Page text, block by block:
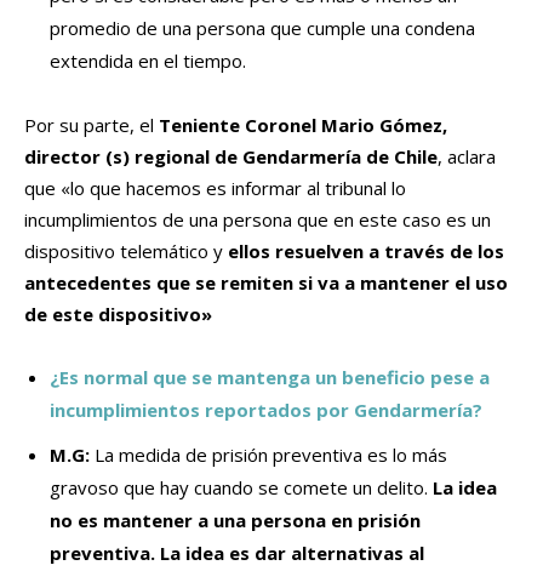
promedio de una persona que cumple una condena
extendida en el tiempo.
Por su parte, el Teniente Coronel Mario Gómez,
director (s) regional de Gendarmería de Chile, aclara
que «lo que hacemos es informar al tribunal lo
incumplimientos de una persona que en este caso es un
dispositivo telemático y ellos resuelven a través de los
antecedentes que se remiten si va a mantener el uso
de este dispositivo»
¿Es normal que se mantenga un beneficio pese a
incumplimientos reportados por Gendarmería?
M.G: La medida de prisión preventiva es lo más
gravoso que hay cuando se comete un delito. La idea
no es mantener a una persona en prisión
preventiva. La idea es dar alternativas al